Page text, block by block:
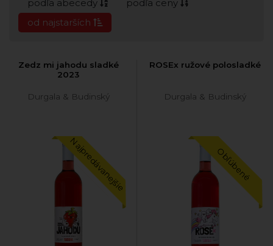
podľa abecedy
podľa ceny
od najstarších
Zedz mi jahodu sladké
2023
Durgala & Budinský
Najpredávanejšie
ROSEx ružové polosladké
Durgala & Budinský
Obľúbené